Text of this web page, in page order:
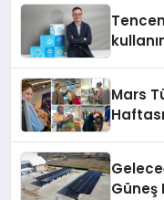
Mars
Güneş